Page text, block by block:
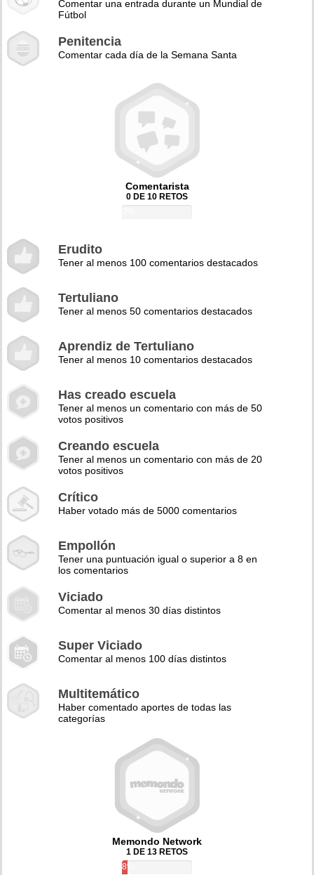
Comentar una entrada durante un Mundial de
Fútbol
Penitencia
Comentar cada día de la Semana Santa
Comentarista
0 DE 10 RETOS
Erudito
Tener al menos 100 comentarios destacados
Tertuliano
Tener al menos 50 comentarios destacados
Aprendiz de Tertuliano
Tener al menos 10 comentarios destacados
Has creado escuela
Tener al menos un comentario con más de 50
votos positivos
Creando escuela
Tener al menos un comentario con más de 20
votos positivos
Crítico
Haber votado más de 5000 comentarios
Empollón
Tener una puntuación igual o superior a 8 en
los comentarios
Viciado
Comentar al menos 30 días distintos
Super Viciado
Comentar al menos 100 días distintos
Multitemático
Haber comentado aportes de todas las
categorías
Memondo Network
1 DE 13 RETOS
8%